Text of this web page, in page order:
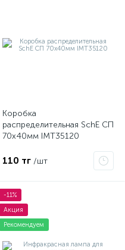
Коробка
распределительная SchE СП
70х40мм IMT35120
110 тг /шт
-11%
Акция
Рекомендуем